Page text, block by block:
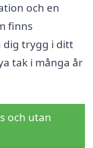
och en
finns
dig trygg i ditt
tak i många år
och utan